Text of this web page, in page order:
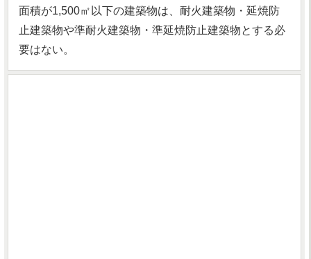
面積が1,500㎡以下の建築物は、耐火建築物・延焼防
止建築物や準耐火建築物・準延焼防止建築物とする必
要はない。